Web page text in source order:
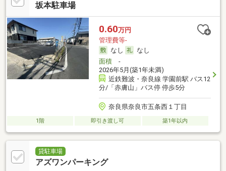
坂本駐車場
0.60万円
管理費等-
なし
なし
面積-
2026年5月(築1年未満)
近鉄難波・奈良線 学園前駅 バス12
分/「赤膚山」バス停 停歩5分
奈良県奈良市五条西１丁目
1階 即引き渡し可 築1年以内
貸駐車場
アズワンパーキング